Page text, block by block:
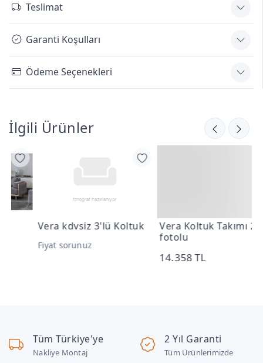
Teslimat
Garanti Koşulları
Ödeme Seçenekleri
İlgili Ürünler
Vera kdvsiz 3'lü Koltuk
Fiyat sorunuz
Vera Koltuk Takımı 2li
fotolu
14.358 TL
Tüm Türkiye'ye
Nakliye Montaj
2 Yıl Garanti
Tüm Ürünlerimizde